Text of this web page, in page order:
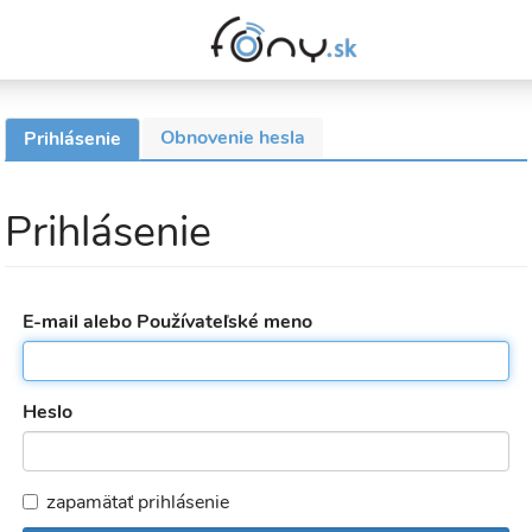
Primárne
Prihlásenie (aktívna
karta)
Obnovenie hesla
Prihlásenie
E-mail alebo Používateľské meno
Heslo
zapamätať prihlásenie